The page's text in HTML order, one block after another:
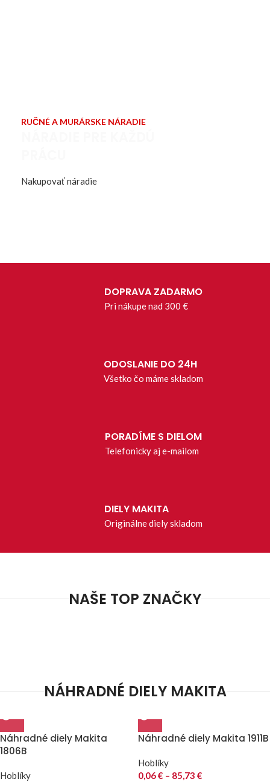
RUČNÉ A MURÁRSKE NÁRADIE
Nakupovať náradie
DOPRAVA ZADARMO
Pri nákupe nad 300 €
ODOSLANIE DO 24H
Všetko čo máme skladom
PORADÍME S DIELOM
Telefonicky aj e-mailom
DIELY MAKITA
Originálne diely skladom
NAŠE TOP ZNAČKY
NÁHRADNÉ DIELY MAKITA
Náhradné diely Makita
1806B
Hoblíky
Náhradné diely Makita 1911B
Hoblíky
0,06€ – 85,73 €